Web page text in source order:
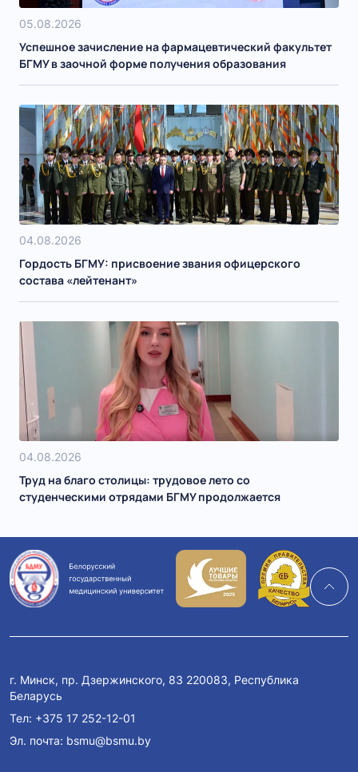
05.08.2026
Успешное зачисление на фармацевтический факультет
БГМУ в заочной форме получения образования
04.08.2026
Гордость БГМУ: присвоение звания офицерского
состава «лейтенант»
04.08.2026
Труд на благо столицы: трудовое лето со
студенческими отрядами БГМУ продолжается
г. Минск, пр. Дзержинского, 83 220083, Республика
Беларусь
Тел: +375 17 252-12-01
Эл. почта: bsmu@bsmu.by